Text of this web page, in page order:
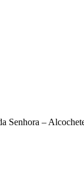
Senhora –